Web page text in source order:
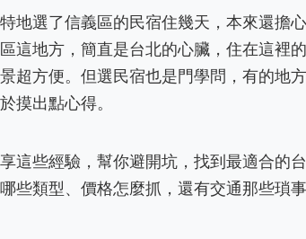
特地選了信義區的民宿住幾天，本來還擔
這地方，簡直是台北的心臟，住在這裡
超方便。但選民宿也是門學問，有的地
摸出點心得。
這些經驗，幫你避開坑，找到最適合的
些類型、價格怎麼抓，還有交通那些瑣